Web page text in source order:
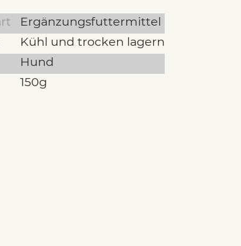
Ergänzungsfuttermittel
Kühl und trocken lagern
Hund
150g